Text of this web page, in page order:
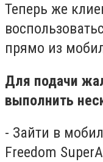
Теперь же
прямо из
Для подачи
выполнить
- Зайти в
Freedom